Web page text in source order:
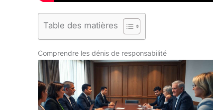
Table des matières
Comprendre les dénis de responsabilité